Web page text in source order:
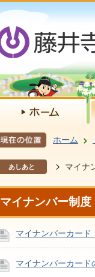
ホーム
あしあと マイナ
マイナンバー制度
マイナンバーカード
マイナンバーカード